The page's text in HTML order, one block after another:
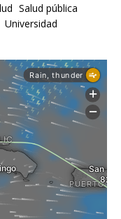
Salud pública
Universidad